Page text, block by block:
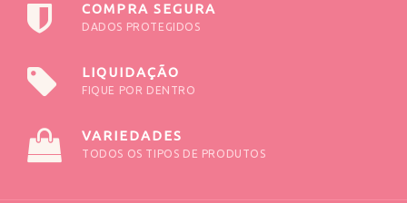
COMPRA SEGURA
DADOS PROTEGIDOS
LIQUIDAÇÃO
FIQUE POR DENTRO
VARIEDADES
TODOS OS TIPOS DE PRODUTOS